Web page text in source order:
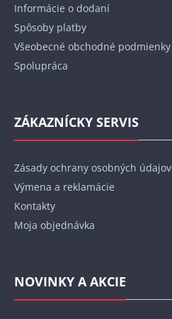
Informácie o dodaní
Spôsoby platby
Všeobecné obchodné podmienky
Spolupráca
ZÁKAZNÍCKY SERVIS
Zásady ochrany osobných údajov
Výmena a reklamácie
Kontakty
Moja objednávka
NOVINKY A AKCIE